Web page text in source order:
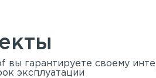
гарантируете своему
эксплуатации